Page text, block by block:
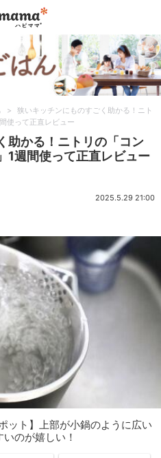
>
狭いキッチンにものすごく助かる！ニト
使って正直レビュー
助かる！ニトリの「コン
1週間使って正直レビュー
2025.5.29 21:00
ット】上部が小鍋のように広い
のが嬉しい！